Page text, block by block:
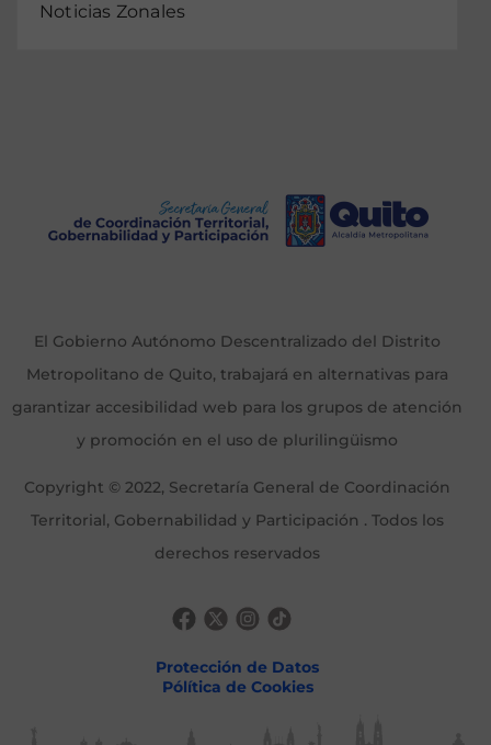
Noticias Zonales
El Gobierno Autónomo Descentralizado del Distrito
Metropolitano de Quito, trabajará en alternativas para
garantizar accesibilidad web para los grupos de atención
y promoción en el uso de plurilingüismo
Copyright © 2022, Secretaría General de Coordinación
Territorial, Gobernabilidad y Participación . Todos los
derechos reservados
Protección de Datos
Pólítica de Cookies